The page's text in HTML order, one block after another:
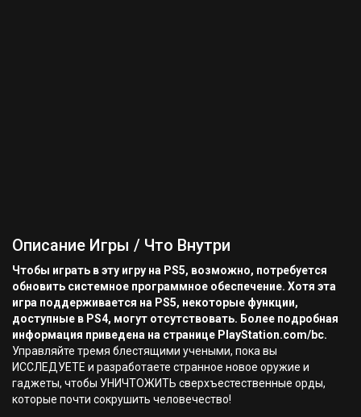
Описание Игры / Что Внутри
Чтобы играть в эту игру на PS5, возможно, потребуется
обновить системное программное обеспечение. Хотя эта
игра поддерживается на PS5, некоторые функции,
доступные в PS4, могут отсутствовать. Более подробная
информация приведена на странице PlayStation.com/bc.
Управляйте тремя блестящими учеными, пока вы
ИССЛЕДУЕТЕ и разработаете странное новое оружие и
гаджеты, чтобы УНИЧТОЖИТЬ сверхъестественные орды,
которые почти сокрушить человечество!